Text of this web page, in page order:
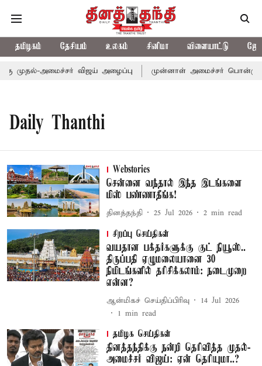
தமிழகம் தேசியம் உலகம் சினிமா விளையாட்டு
முதல்-அமைச்சர் விஜய் அழைப்பு முன்னாள் அமைச்சர்
Daily Thanthi
Webstories
சென்னை வந்தால் இந்த இடங்களை
மிஸ் பண்ணாதீங்க!
தினத்தந்தி 25 Jul 2026 2 min read
சிறப்பு செய்திகள்
வயதான பக்தர்களுக்கு குட் நியூஸ்..
திருப்பதி ஏழுமலையானை 30
நிமிடங்களில் தரிசிக்கலாம்: நடைமுறை
என்ன?
ஆன்மிகச் செய்திப்பிரிவு
14 Jul 2026
1 min read
தமிழக செய்திகள்
தினத்தந்திக்கு நன்றி தெரிவித்த முதல்-
அமைச்சர் விஜய்: ஏன் தெரியுமா..?